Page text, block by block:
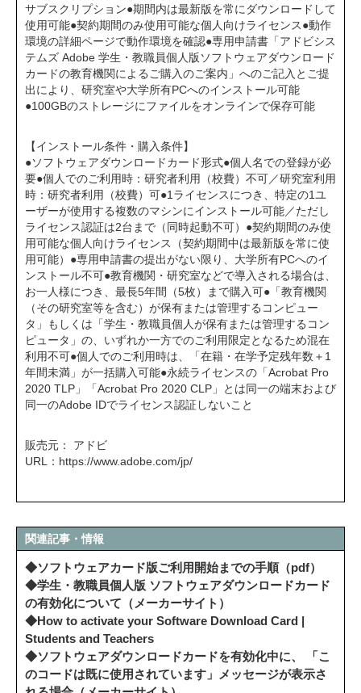
サブスクリプション●期間内は最新版を常にダウンロードして
使用可能●契約期間のみ使用可能な個人向けライセンス●動作
環境の詳細ページで動作環境を確認●専用申請書「アドビシス
テムズ Adobe 学生・教職員個人版ソフトウェアダウンロード
カードの教育機関によるご購入のご案内」へのご記入とご提
出により、研究室や大学所有PCへのインストール可能
●100GBのストレージにファイルをオンラインで保存可能
【インストール条件・購入条件】
●ソフトウェアダウンロードカード形式●個人名での登録が必
要●個人でのご利用時：研究者利用（校費）不可／研究室利用
時：研究者利用（校費）可●1ライセンスにつき、特定の1ユ
ーザーが使用する複数のマシンにインストール可能／ただし
ライセンス認証は2台まで（同時起動不可）●契約期間のみ使
用可能な個人向けライセンス（契約期間中は最新版を常に使
用可能）●専用申請書の提出がない限り、大学所有PCへのイ
ンストール不可●教育機関・研究室などで導入される場合は、
お一人様につき、最長5年間（5枚）まで購入可● 「教育機関
（その研究室等を含む）が保有または管理するコンピュー
タ」もしくは「学生・教職員個人が保有または管理するコン
ピュータ」の、いずれか一方でのご利用限定となるため混在
利用不可●個人でのご利用時は、「在籍・在学予定残年数＋1
年間未満」が一括購入可能●永続ライセンスの「Acrobat Pro
2020 TLP」「Acrobat Pro 2020 CLP」とは同一の端末および
同一のAdobe IDでライセンス認証しないこと
販売元： アドビ
URL： https://www.adobe.com/jp/
関連記事・情報
◆ソフトウェアカード版ご利用開始までの手順（pdf）
◆学生・教職員個人版 ソフトウェアダウンロードカード
の有効化について（メーカーサイト）
◆How to activate your Software Download Card |
Students and Teachers
◆ソフトウェアダウンロードカードを有効化中に、 「こ
のコードは既に使用されています」メッセージが表示さ